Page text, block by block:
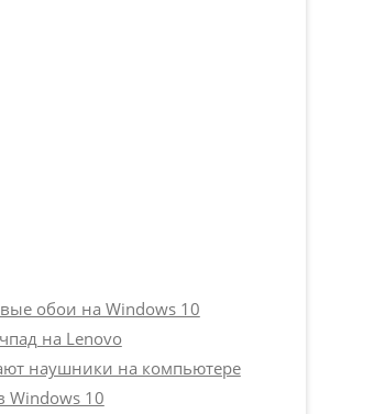
обои на Windows 10
на Lenovo
наушники на компьютере
Windows 10